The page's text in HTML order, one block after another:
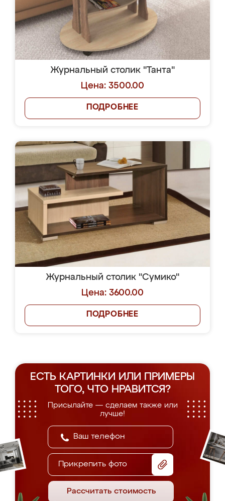
Журнальный столик "Танта"
Цена: 3500.00
ПОДРОБНЕЕ
Журнальный столик "Сумико"
Цена: 3600.00
ПОДРОБНЕЕ
ЕСТЬ КАРТИНКИ ИЛИ ПРИМЕРЫ
ТОГО, ЧТО НРАВИТСЯ?
Присылайте — сделаем также или
лучше!
Прикрепить фото
Рассчитать стоимость